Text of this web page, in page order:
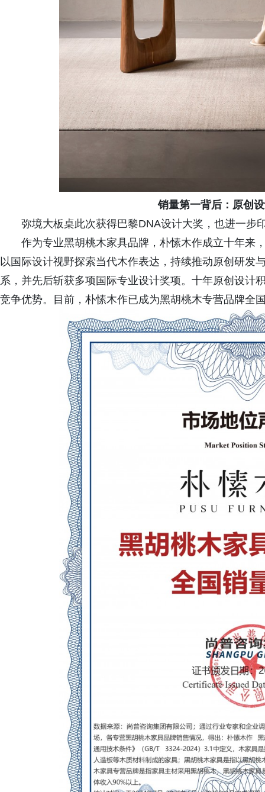
销量第一背后：原创
弥境大板桌此次获得巴黎DNA设计大奖，也进一步
作为专业黑胡桃木家具品牌，朴愫木作成立十年来
以国际设计视野探索当代木作表达，持续推动原创研发
系，并先后斩获多项国际专业设计奖项。十年原创设计
竞争优势。目前，朴愫木作已成为黑胡桃木专营品牌全